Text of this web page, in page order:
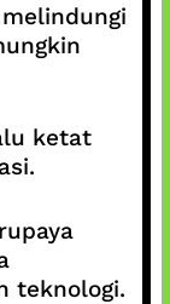
ketat
teknologi.